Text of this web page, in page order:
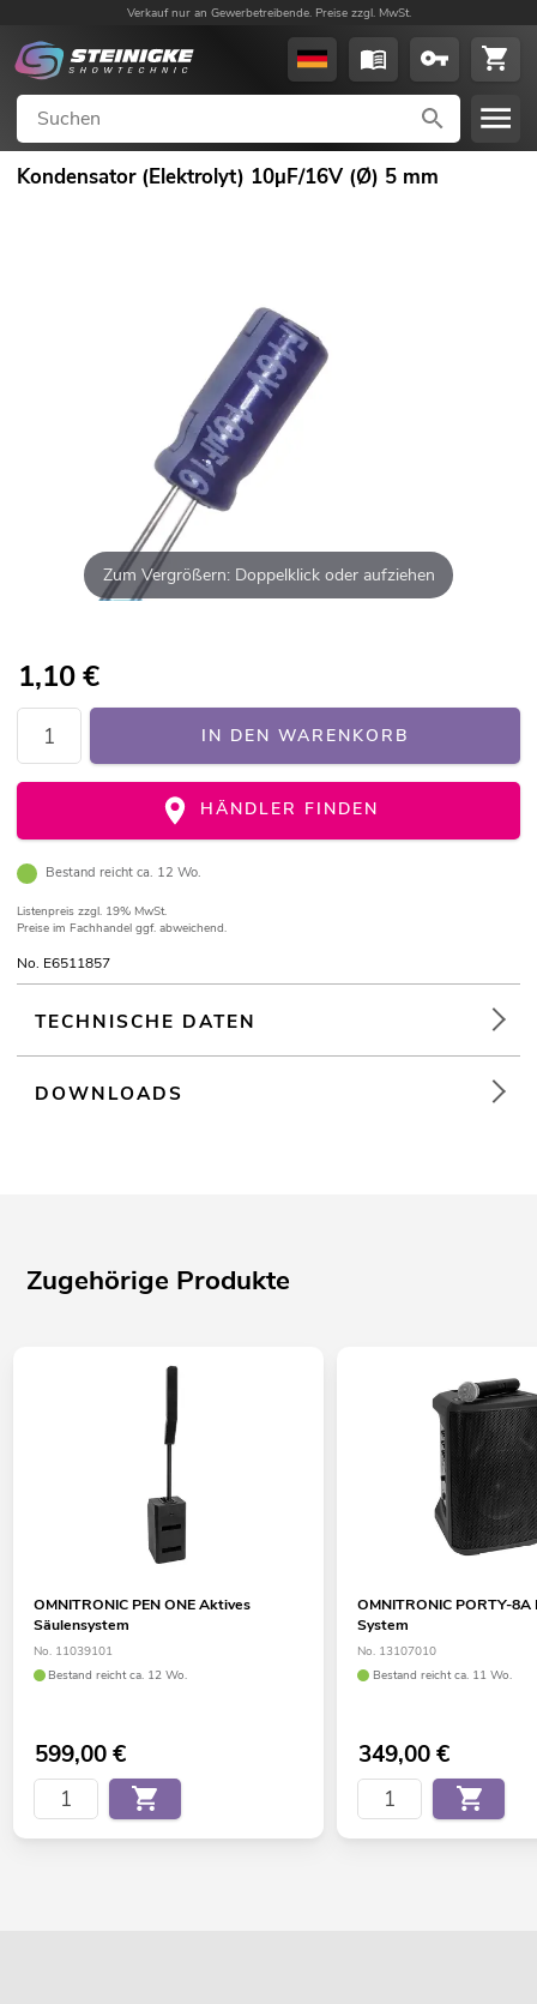
Verkauf nur an Gewerbetreibende. Preise zzgl. MwSt.
Kondensator (Elektrolyt) 10µF/16V (Ø) 5 mm
Zum Vergrößern: Doppelklick oder aufziehen
1,10€
IN DEN WARENKORB
HÄNDLER FINDEN
Bestand reicht ca. 12 Wo.
Listenpreis zzgl. 19% MwSt.
Preise im Fachhandel ggf. abweichend.
No. E6511857
TECHNISCHE DATEN
DOWNLOADS
Zugehörige Produkte
OMNITRONIC PEN ONE Aktives
Säulensystem
No. 11039101
Bestand reicht ca. 12 Wo.
599,00€
OMNITRONIC PORTY-
System
No. 13107010
Bestand reicht ca. 11 Wo.
349,00€